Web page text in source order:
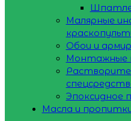
Малярные
Обои и
Монтажные
Эпоксидное
Масла и